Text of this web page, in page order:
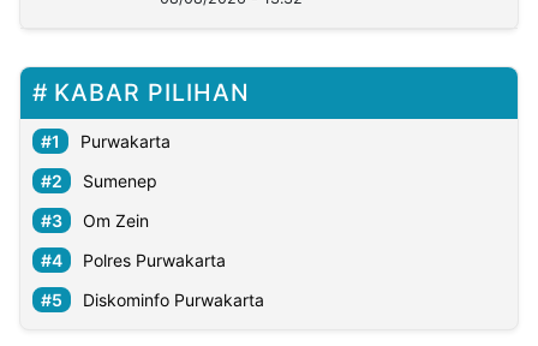
KABAR PILIHAN
Purwakarta
Sumenep
Om Zein
Polres Purwakarta
Diskominfo Purwakarta